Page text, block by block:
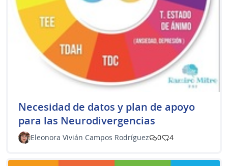
​Necesidad de datos y plan de apoyo
para las Neurodivergencias
Eleonora Vivián Campos Rodríguez 0 4